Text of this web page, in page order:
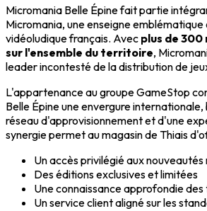
Micromania Belle Épine fait partie
Micromania, une enseigne emblématique
vidéoludique français. Avec plus de
sur l'ensemble du territoire,
leader incontesté de la distribution de
L'appartenance au groupe GameStop
Belle Épine une envergure
réseau d'approvisionnement et d'une
synergie permet au magasin de Thiais
Un accès privilégié aux nouveautés
Des éditions exclusives et limitées
Une connaissance approfondie
Un service client aligné sur les